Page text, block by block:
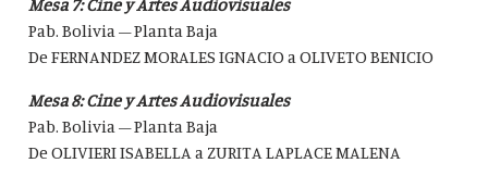
Mesa 7: Cine y Artes Audiovisuales
Pab. Bolivia – Planta Baja
De FERNANDEZ MORALES IGNACIO a OLIVETO BENICIO
Mesa 8: Cine y Artes Audiovisuales
Pab. Bolivia – Planta Baja
De OLIVIERI ISABELLA a ZURITA LAPLACE MALENA